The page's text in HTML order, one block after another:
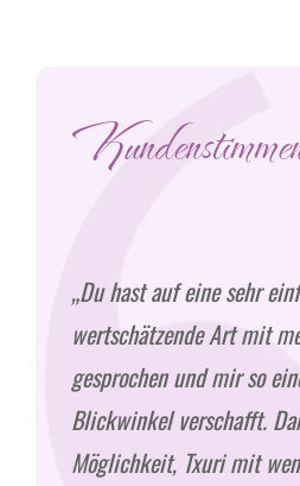
„Du hast auf eine sehr
wertschätzende Art mit
gesprochen und mir so
Blickwinkel verschafft.
Möglichkeit, Txuri mit